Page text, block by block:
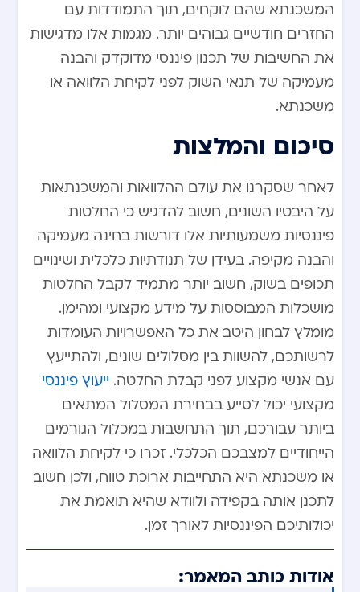
המשכנתא שהם לוקחים, תוך התמודדות עם
החזרים חודשיים גבוהים יותר. מגמות אלו מדגישות
את החשיבות של תכנון פיננסי מדוקדק והבנה
מעמיקה של תנאי השוק לפני לקיחת הלוואה או
משכנתא.
סיכום והמלצות
לאחר שסקרנו את עולם ההלוואות והמשכנתאות
על היבטיו השונים, חשוב להדגיש כי החלטות
פיננסיות משמעותיות אלו דורשות בחינה מעמיקה
והבנה מקיפה. בעידן של תנודתיות כלכלית ושינויים
תכופים בשוק, חשוב יותר מתמיד לקבל החלטות
מושכלות המבוססות על מידע מקצועי ומהימן.
מומלץ לבחון היטב את כל האפשרויות העומדות
לרשותכם, להשוות בין מסלולים שונים, ולהתייעץ
עם אנשי מקצוע לפני קבלת החלטה. ייעוץ פיננסי
מקצועי יכול לסייע בבחירת המסלול המתאים
ביותר עבורכם, תוך התחשבות במכלול הגורמים
הייחודיים למצבכם הכלכלי. זכרו כי לקיחת הלוואה
או משכנתא היא התחייבות ארוכת טווח, ולכן חשוב
לתכנן אותה בקפידה ולוודא שהיא תואמת את
יכולותיכם הפיננסיות לאורך זמן.
אודות כותב המאמר: